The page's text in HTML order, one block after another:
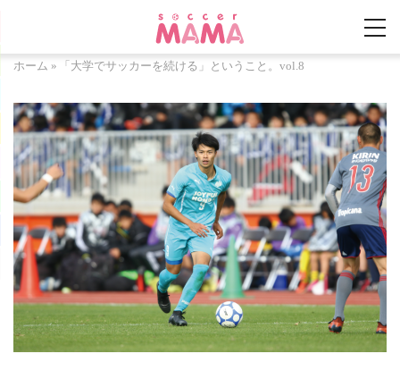
ホーム » 「大学でサッカーを続ける」ということ。vol.8